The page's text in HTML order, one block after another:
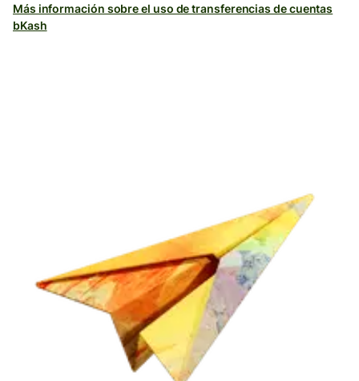
Más información sobre el uso de transferencias de cuentas
bKash